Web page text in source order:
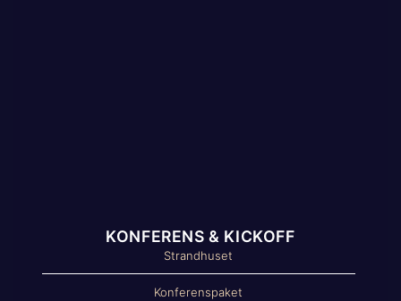
KONFERENS & KICKOFF
Strandhuset
Konferenspaket